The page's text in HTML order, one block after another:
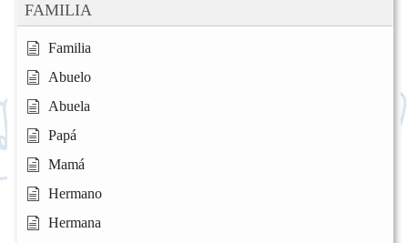
FAMILIA
Familia
Abuelo
Abuela
Papá
Mamá
Hermano
Hermana